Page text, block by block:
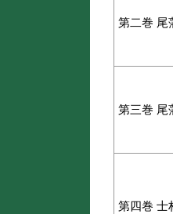
第二巻
第三巻
第四巻 士